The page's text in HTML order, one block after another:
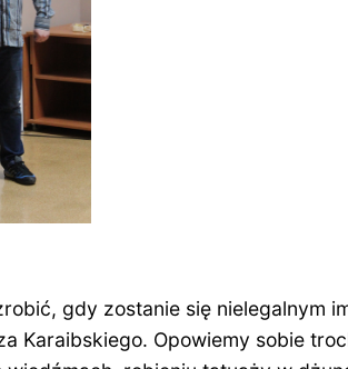
gdy zostanie się nielegalnym
Karaibskiego. Opowiemy sobie